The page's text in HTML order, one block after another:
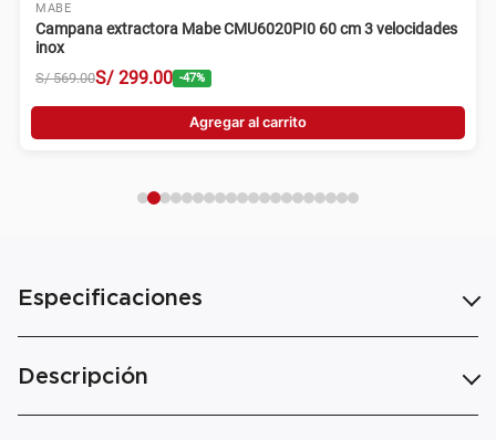
MABE
Campana extractora Mabe CMU6020PI0 60 cm 3 velocidades
inox
S/ 569.00S/ 299.00 -47%
Agregar al carrito
Especificaciones
Descripción